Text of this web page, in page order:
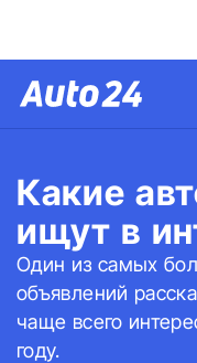
Какие
ищут в
Один из самых
объявлений
чаще всего
году.